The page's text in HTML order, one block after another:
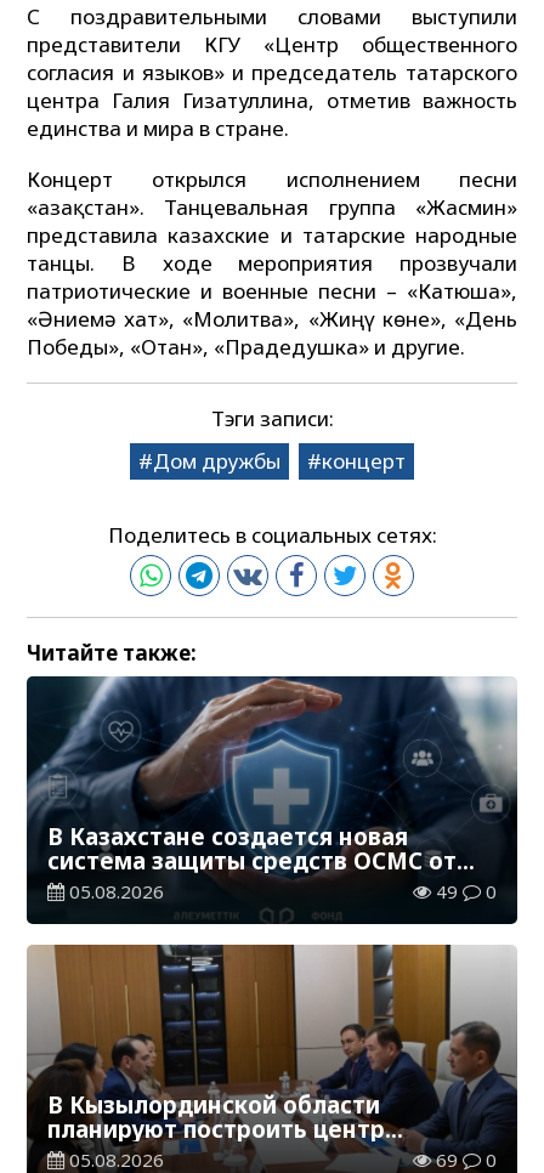
С поздравительными словами выступили
представители КГУ «Центр общественного
согласия и языков» и председатель татарского
центра Галия Гизатуллина, отметив важность
единства и мира в стране.
Концерт открылся исполнением песни
«Қазақстан». Танцевальная группа «Жасмин»
представила казахские и татарские народные
танцы. В ходе мероприятия прозвучали
патриотические и военные песни – «Катюша»,
«Әниемә хат», «Молитва», «Жиңү көне», «День
Победы», «Отан», «Прадедушка» и другие.
Тэги записи:
Дом дружбы
концерт
Поделитесь в социальных сетях:
Читайте также:
В Казахстане создается новая
система защиты средств ОСМС от
необоснованных выплат
05.08.2026 49 0
В Кызылординской области
планируют построить центр
цифровизации
05.08.2026 69 0